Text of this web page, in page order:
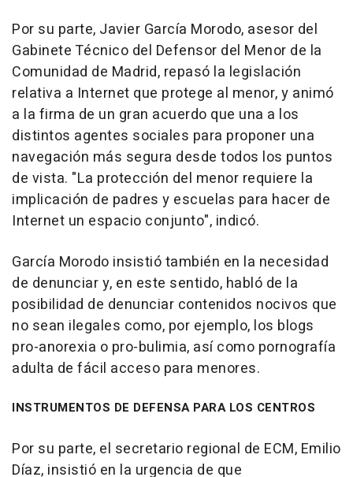
Por su parte, Javier García Morodo, asesor del
Gabinete Técnico del Defensor del Menor de la
Comunidad de Madrid, repasó la legislación
relativa a Internet que protege al menor, y animó
a la firma de un gran acuerdo que una a los
distintos agentes sociales para proponer una
navegación más segura desde todos los puntos
de vista. "La protección del menor requiere la
implicación de padres y escuelas para hacer de
Internet un espacio conjunto", indicó.
García Morodo insistió también en la necesidad
de denunciar y, en este sentido, habló de la
posibilidad de denunciar contenidos nocivos que
no sean ilegales como, por ejemplo, los blogs
pro-anorexia o pro-bulimia, así como pornografía
adulta de fácil acceso para menores.
INSTRUMENTOS DE DEFENSA PARA LOS CENTROS
Por su parte, el secretario regional de ECM, Emilio
Díaz, insistió en la urgencia de que